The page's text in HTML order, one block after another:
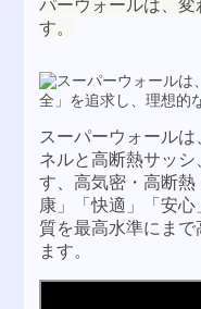
パーウォールは、変
す。
スーパーウォール
ネルと高断熱サッ
す、高気密・高断
康」「快適」「安
質を最高水準にま
ます。